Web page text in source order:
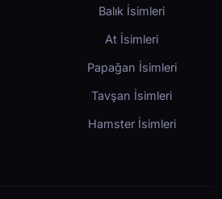
Balık İsimleri
At İsimleri
Papağan İsimleri
Tavşan İsimleri
Hamster İsimleri